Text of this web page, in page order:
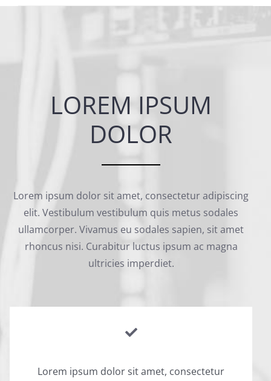
LOREM IPSUM
DOLOR
Lorem ipsum dolor sit amet, consectetur adipiscing
elit. Vestibulum vestibulum quis metus sodales
ullamcorper. Vivamus eu sodales sapien, sit amet
rhoncus nisi. Curabitur luctus ipsum ac magna
ultricies imperdiet.
Lorem ipsum dolor sit amet, consectetur